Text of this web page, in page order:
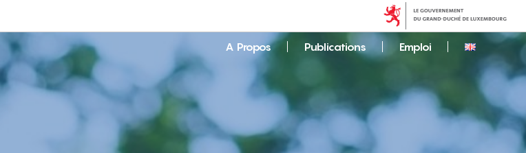
A Propos Publications Emploi